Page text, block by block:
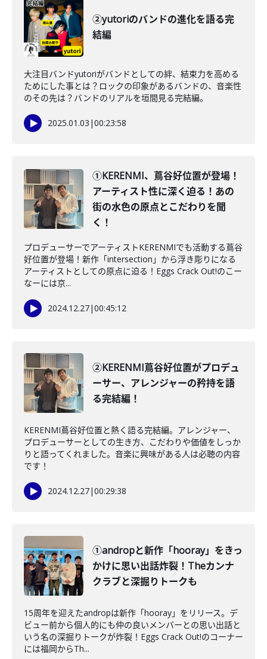
②yutoriのバンドの進化を語る完
結編
大注目バンドyutoriがバンドとしての絆、結束力を高める
ためにした事とは？ロックの印象があるバンドの、音楽性
のその先は？バンドのリアルを垣間見る完結編。
2025.01.03 |00:23:58
①KERENMI、蔦谷好位置が登場！
アーティスト性に深く迫る！あの
街の水色の原点とこだわりを聞
く！
プロデューサーでアーティストKERENMIでも活動する蔦谷
好位置が登場！新作「intersection」から浮き彫りになる
アーティストとしての原点に迫る！Eggs Crack Out!のこー
なーには京...
2024.12.27|00:45:12
②KERENMI蔦谷好位置がプロデュ
ーサー、アレンジャーの矜持を語
る完結編！
KERENMI蔦谷好位置と熱く語る完結編。アレンジャー、
プロデューサーとしての生き方、こだわりや価値をしっか
りと語ってくれました。音楽に興味がある人は必聴の内容
です！
2024.12.27|00:29:38
①andropと新作「hooray」をきっ
かけに思い出話炸裂！Theカンナ
クラブと深掘りトークも
15周年を迎えたandropは新作「hooray」をリリース。デ
ビュー前から個人的にも仲の良いメンバーとの思い出話と
いう名の深掘りトークが炸裂！Eggs Crack Out!のコーナー
には福岡からTh...